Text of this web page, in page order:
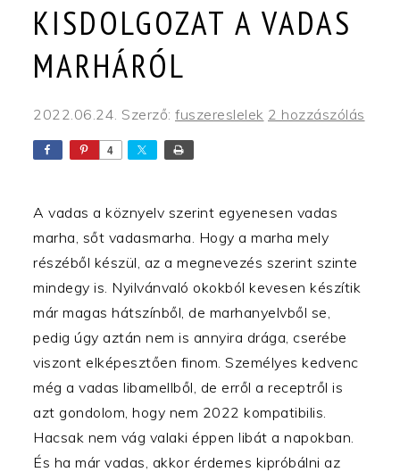
KISDOLGOZAT A VADAS
MARHÁRÓL
2022.06.24. Szerző: fuszereslelek 2 hozzászólás
4
A vadas a köznyelv szerint egyenesen vadas
marha, sőt vadasmarha. Hogy a marha mely
részéből készül, az a megnevezés szerint szinte
mindegy is. Nyilvánvaló okokból kevesen készítik
már magas hátszínből, de marhanyelvből se,
pedig úgy aztán nem is annyira drága, cserébe
viszont elképesztően finom. Személyes kedvenc
még a vadas libamellből, de erről a receptről is
azt gondolom, hogy nem 2022 kompatibilis.
Hacsak nem vág valaki éppen libát a napokban.
És ha már vadas, akkor érdemes kipróbálni az